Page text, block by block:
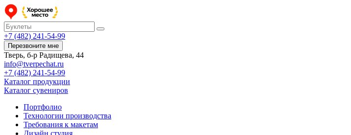
+7 (482) 241-54-99
Перезвоните мне
Тверь, б-р Радищева, 44
info@tverpechat.ru
+7 (482) 241-54-99
Каталог продукции
Каталог сувениров
Портфолио
Технологии производства
Требования к макетам